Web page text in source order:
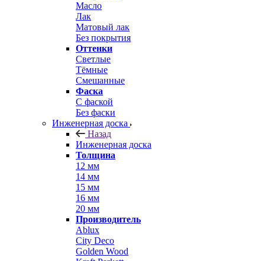
Масло
Лак
Матовый лак
Без покрытия
Оттенки
Светлые
Тёмные
Смешанные
Фаска
С фаской
Без фаски
Инженерная доска
Назад
Инженерная доска
Толщина
12 мм
14 мм
15 мм
16 мм
20 мм
Производитель
Ablux
City Deco
Golden Wood